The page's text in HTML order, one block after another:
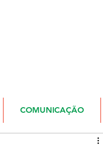
COMUNICAÇÃO